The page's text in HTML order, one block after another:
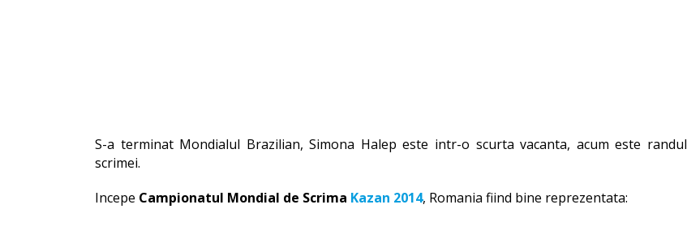
S-a terminat Mondialul Brazilian, Simona Halep este intr-o scurta vacanta, acum este randul
scrimei.
Incepe Campionatul Mondial de Scrima Kazan 2014, Romania fiind bine reprezentata: